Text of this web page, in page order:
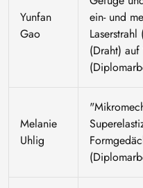
Yunfan
Gao
ein- und
(Draht)
Melanie
Uhlig